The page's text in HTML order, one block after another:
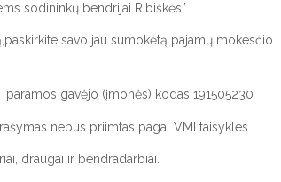
sodininkų bendrijai Ribiškės”.
savo jau sumokėtą pajamų mokesčio
gavėjo (įmonės) kodas 191505230
nebus priimtas pagal VMI taisykles.
draugai ir bendradarbiai.